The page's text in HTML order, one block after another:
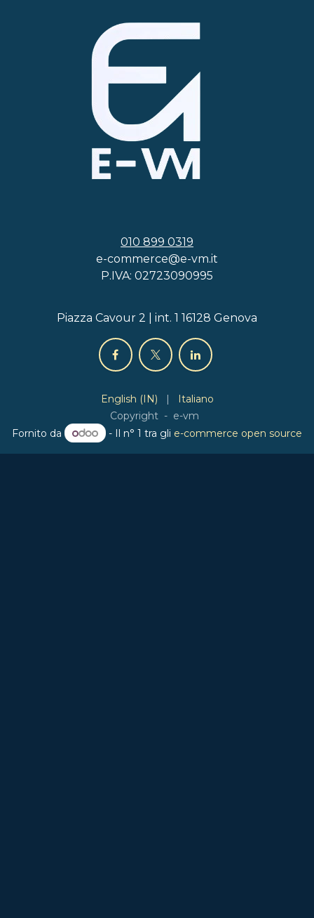
010 899 0319
e-commerce@e-vm.it
P.IVA: 02723090995
Piazza Cavour 2 | int. 1 16128 Genova
Copyright - e-vm
English (IN) | Italiano
Fornito da - Il n° 1 tra gli e-commerce open source